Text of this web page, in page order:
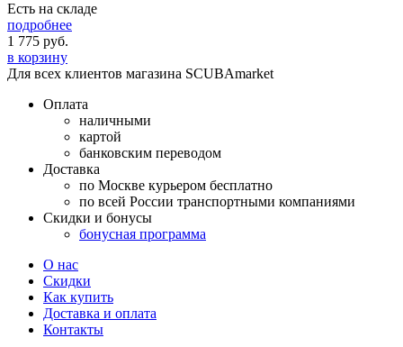
Есть на складе
подробнее
1 775 руб.
в корзину
Для всех клиентов магазина SCUBAmarket
Оплата
наличными
картой
банковским переводом
Доставка
по Москве курьером бесплатно
по всей России транспортными компаниями
Скидки и бонусы
бонусная программа
О нас
Скидки
Как купить
Доставка и оплата
Контакты